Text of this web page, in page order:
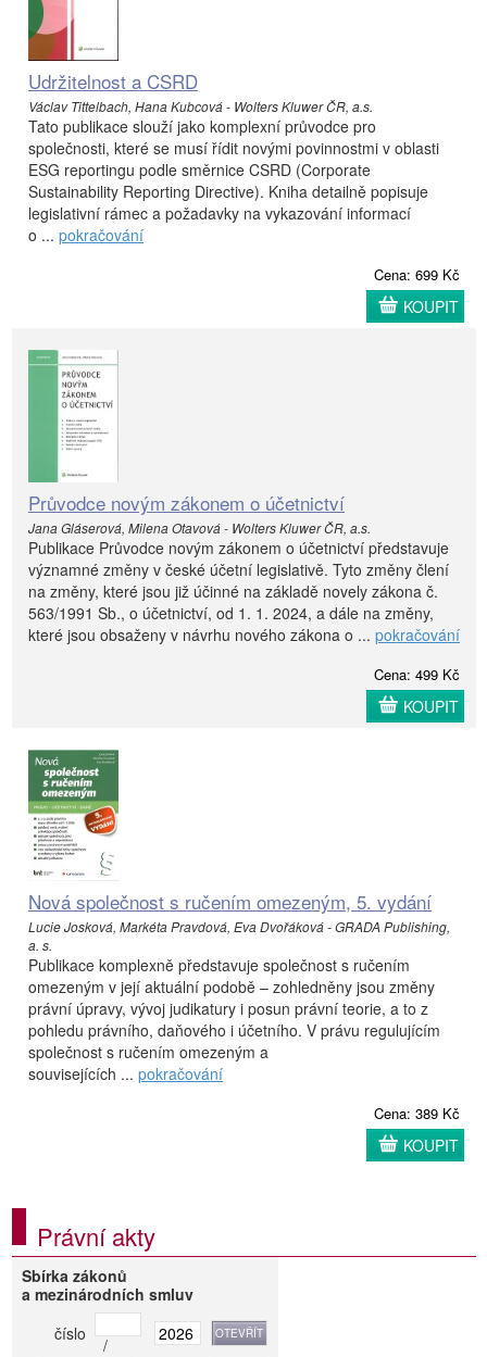
Udržitelnost a CSRD
Václav Tittelbach, Hana Kubcová - Wolters Kluwer ČR, a.s.
Tato publikace slouží jako komplexní průvodce pro
společnosti, které se musí řídit novými povinnostmi v oblasti
ESG reportingu podle směrnice CSRD (Corporate
Sustainability Reporting Directive). Kniha detailně popisuje
legislativní rámec a požadavky na vykazování informací
o ... pokračování
Cena: 699 Kč
KOUPIT
Průvodce novým zákonem o účetnictví
Jana Gláserová, Milena Otavová - Wolters Kluwer ČR, a.s.
Publikace Průvodce novým zákonem o účetnictví představuje
významné změny v české účetní legislativě. Tyto změny člení
na změny, které jsou již účinné na základě novely zákona č.
563/1991 Sb., o účetnictví, od 1. 1. 2024, a dále na změny,
které jsou obsaženy v návrhu nového zákona o ... pokračování
Cena: 499 Kč
KOUPIT
Nová společnost s ručením omezeným, 5. vydání
Lucie Josková, Markéta Pravdová, Eva Dvořáková - GRADA Publishing,
a. s.
Publikace komplexně představuje společnost s ručením
omezeným v její aktuální podobě – zohledněny jsou změny
právní úpravy, vývoj judikatury i posun právní teorie, a to z
pohledu právního, daňového i účetního. V právu regulujícím
společnost s ručením omezeným a
souvisejících ... pokračování
Cena: 389 Kč
KOUPIT
Právní akty
Sbírka zákonů
a mezinárodních smluv
číslo
/